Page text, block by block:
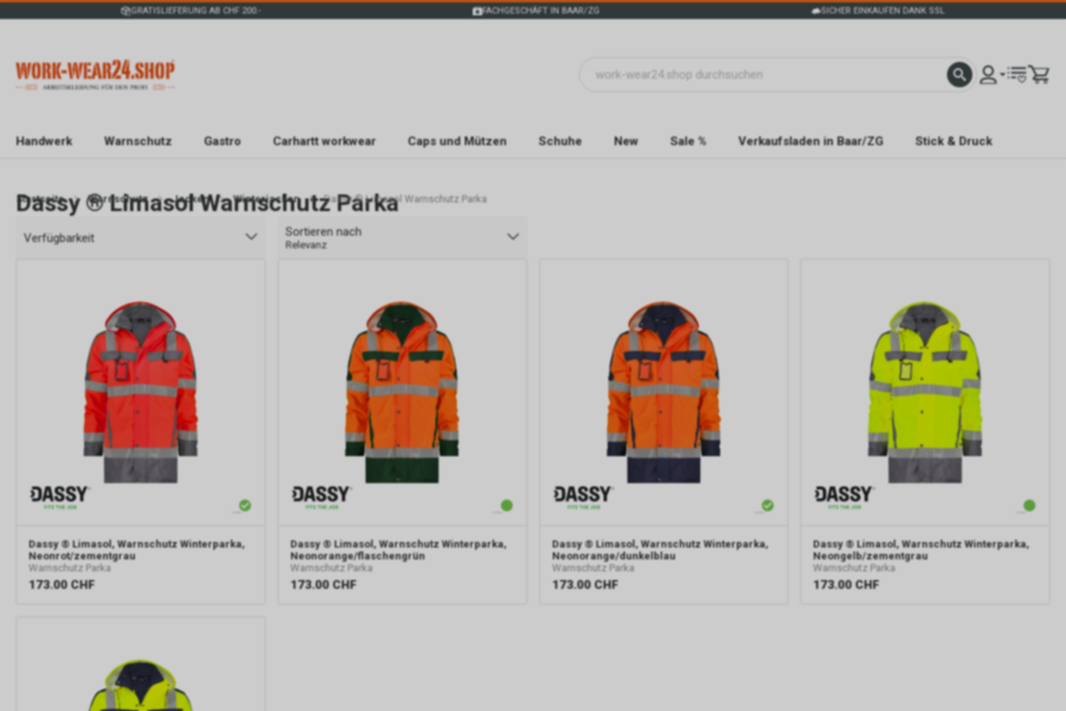
GRATISLIEFERUNG AB CHF 200.- FACHGESCHÄFT IN BAAR/ZG SICHER EINKAUFEN DANK SSL
Handwerk Warnschutz Gastro Carhartt workwear Caps und Mützen Schuhe New Sale % Verkaufsladen in Baar/ZG Stick & Druck
Startseite Warnschutz Jacken Winterjacken Dassy ® Limasol Warnschutz Parka
Dassy ® Limasol Warnschutz Parka
Verfügbarkeit Sortieren nach
Relevanz
Dassy ® Limasol, Warnschutz Winterparka,
Neonrot/zementgrau
Warnschutz Parka
173.00 CHF
Dassy ® Limasol, Warnschutz Winterparka,
Neonorange/flaschengrün
Warnschutz Parka
173.00 CHF
Dassy ® Limasol, Warnschutz Winterparka,
Neonorange/dunkelblau
Warnschutz Parka
173.00 CHF
Dassy ® Limasol, Warnschutz Winterparka,
Neongelb/zementgrau
Warnschutz Parka
173.00 CHF